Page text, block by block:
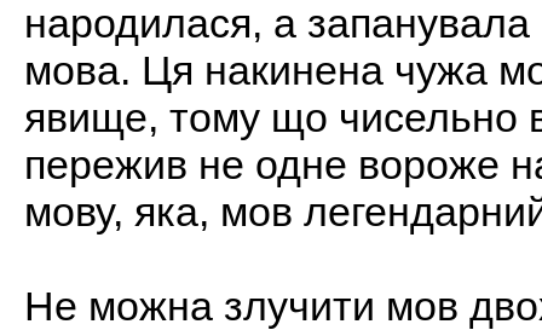
народилася, а
мова. Ця накинена чужа
явище, тому що чисельно
пережив не одне вороже
мову, яка, мов
Не можна злучити мов